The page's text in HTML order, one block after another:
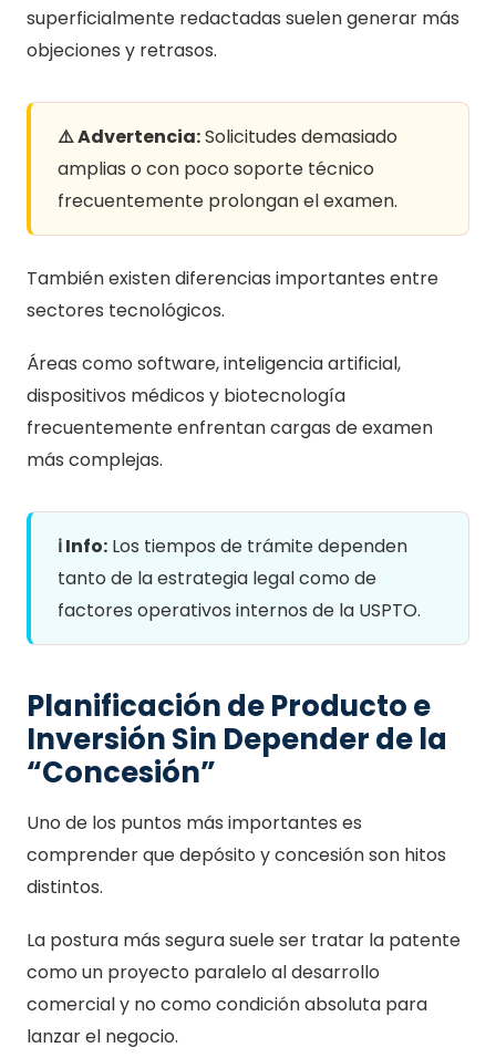
superficialmente redactadas suelen generar más
objeciones y retrasos.
⚠️ Advertencia:Solicitudes demasiado
amplias o con poco soporte técnico
frecuentemente prolongan el examen.
También existen diferencias importantes entre
sectores tecnológicos.
Áreas como software, inteligencia artificial,
dispositivos médicos y biotecnología
frecuentemente enfrentan cargas de examen
más complejas.
ℹ️ Info: Los tiempos de trámite dependen
tanto de la estrategia legal como de
factores operativos internos de la USPTO.
Planificación de Producto e
Inversión Sin Depender de la
“Concesión”
Uno de los puntos más importantes es
comprender que depósito y concesión son hitos
distintos.
La postura más segura suele ser tratar la patente
como un proyecto paralelo al desarrollo
comercial y no como condición absoluta para
lanzar el negocio.